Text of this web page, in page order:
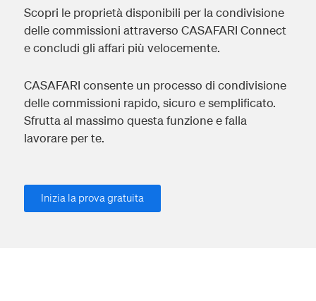
Scopri le proprietà disponibili per la condivisione
delle commissioni attraverso CASAFARI Connect
e concludi gli affari più velocemente.
CASAFARI consente un processo di condivisione
delle commissioni rapido, sicuro e semplificato.
Sfrutta al massimo questa funzione e falla
lavorare per te.
Inizia la prova gratuita